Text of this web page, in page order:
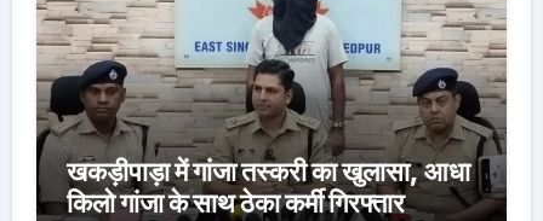
खकड़ीपाड़ा में गांजा तस्करी का खुलासा, आधा
किलो गांजा के साथ ठेका कर्मी गिरफ्तार